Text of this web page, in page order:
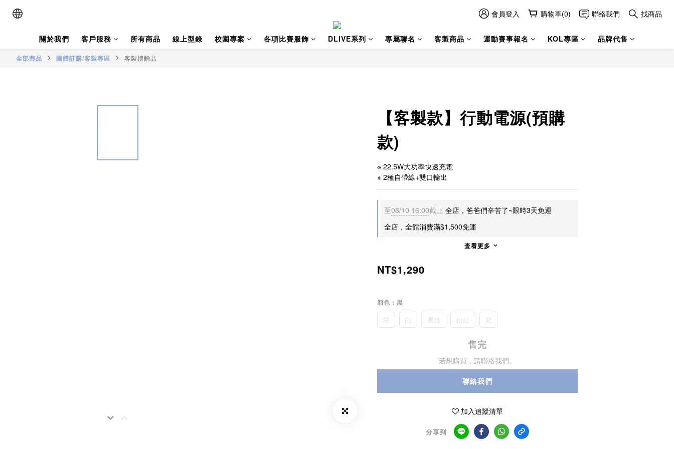
會員登入 購物車(0) 聯絡我們 找商品
關於我們 客戶服務 所有商品 線上型錄 校園專案 各項比賽服飾 DLIVE系列 專屬聯名 客製商品 運動賽事報名 KOL專區 品牌代售
全部商品 團體訂購/客製專區 客製禮贈品
【客製款】行動電源(預購
款)
※ 22.5W大功率快速充電
※ 2種自帶線+雙口輸出
至08/10 16:00截止 全店，爸爸們辛苦了~限時3天免運
全店，全館消費滿$1,500免運
查看更多
NT$1,290
顏色 : 黑
黑 白 軍綠 粉紅 紫
售完
若想購買，請聯絡我們。
聯絡我們
加入追蹤清單
分享到